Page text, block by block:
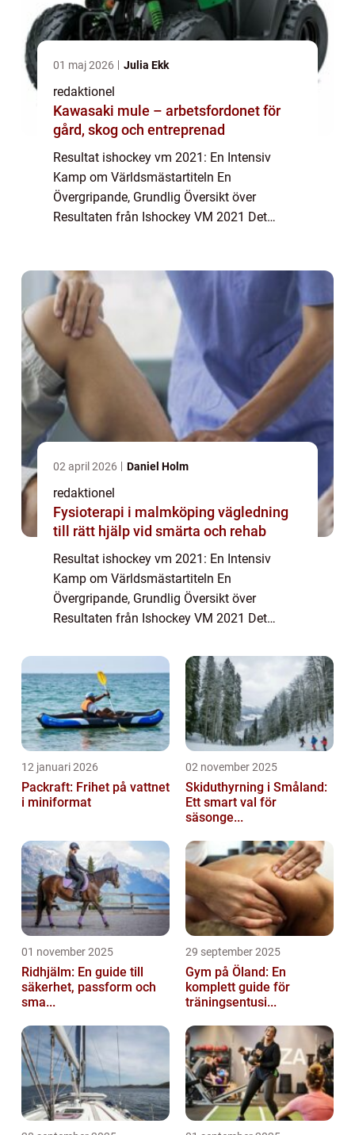
01 maj 2026 Julia Ekk
redaktionel
Kawasaki mule – arbetsfordonet för
gård, skog och entreprenad
Resultat ishockey vm 2021: En Intensiv
Kamp om Världsmästartiteln En
Övergripande, Grundlig Översikt över
Resultaten från Ishockey VM 2021 Det
evenemangen inom sporten. Ish...
02 april 2026 Daniel Holm
redaktionel
Fysioterapi i malmköping vägledning
till rätt hjälp vid smärta och rehab
Resultat ishockey vm 2021: En Intensiv
Kamp om Världsmästartiteln En
Övergripande, Grundlig Översikt över
Resultaten från Ishockey VM 2021 Det
är ett av de mest prestigefyllda
evenemangen inom sporten. Ish...
12 januari 2026
Packraft: Frihet på vattnet
i miniformat
02 november 2025
Skiduthyrning i Småland:
Ett smart val för
säsonge...
01 november 2025
Ridhjälm: En guide till
säkerhet, passform och
sma...
29 september 2025
Gym på Öland: En
komplett guide för
träningsentusi...